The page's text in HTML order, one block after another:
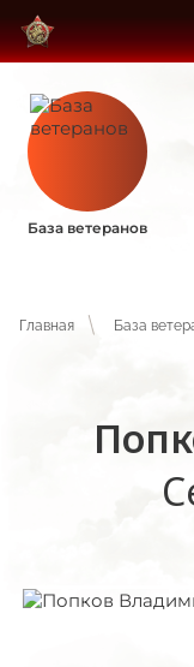
База ветеранов
Главная База